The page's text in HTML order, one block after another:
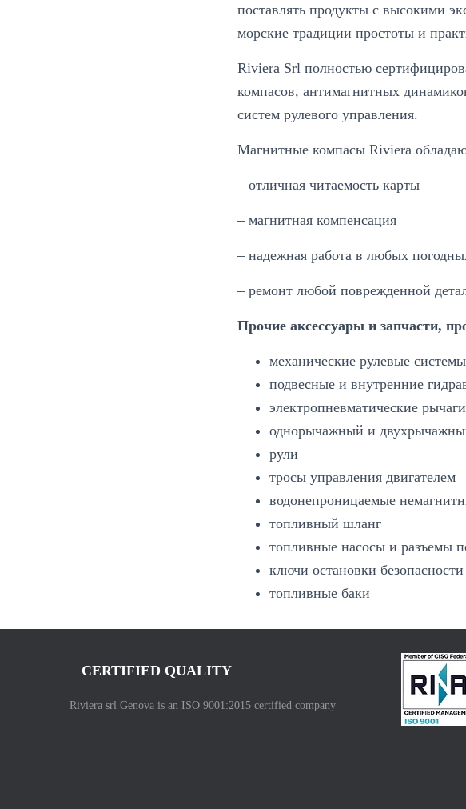
поставлять продукты с высокими
морские традиции простоты и
Riviera Srl полностью
компасов, антимагнитных
систем рулевого управления.
Магнитные компасы Riviera
– отличная читаемость карты
– магнитная компенсация
– надежная работа в любых
– ремонт любой поврежденной
Прочие аксессуары и запчасти,
механические рулевые
подвесные и внутренние
электропневматические
однорычажный и
рули
тросы управления двигателем
водонепроницаемые
топливный шланг
топливные насосы и разъемы
ключи остановки
топливные баки
CERTIFIED QUALITY
Riviera srl Genova is an ISO 9001:2015 certified company